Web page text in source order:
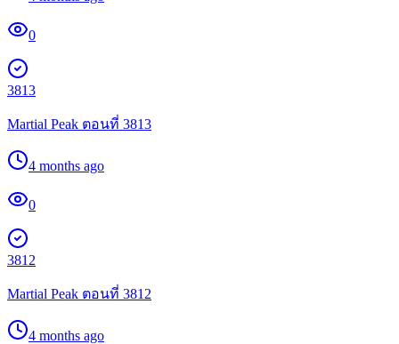
0
3813
Martial Peak ตอนที่ 3813
4 months ago
0
3812
Martial Peak ตอนที่ 3812
4 months ago